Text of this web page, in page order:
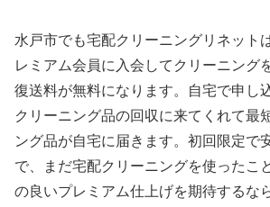
水戸市でも宅配クリーニングリネット
レミアム会員に入会してクリーニング
復送料が無料になります。自宅で申し
クリーニング品の回収に来てくれて最
ング品が自宅に届きます。初回限定で
で、まだ宅配クリーニングを使ったこ
の良いプレミアム仕上げを期待するな